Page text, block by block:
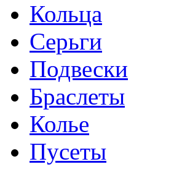
Кольца
Серьги
Подвески
Браслеты
Колье
Пусеты